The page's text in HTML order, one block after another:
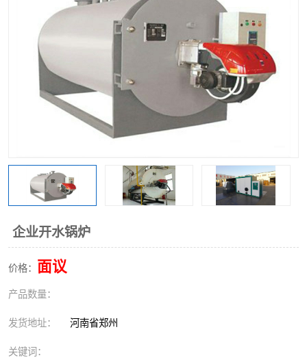
企业开水锅炉
价格： 面议
产品数量：
发货地址： 河南省郑州
关键词：